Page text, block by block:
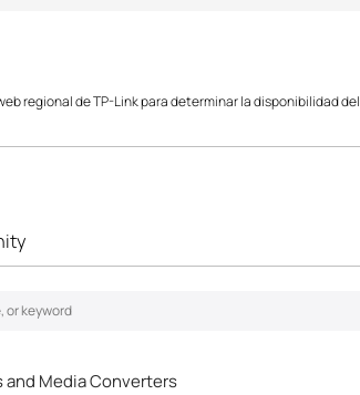
regional de TP-Link para determinar la disponibilidad del
and Media Converters